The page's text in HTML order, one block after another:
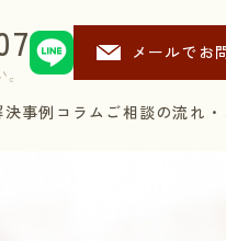
メールでお
事例 コラム ご相談の流れ